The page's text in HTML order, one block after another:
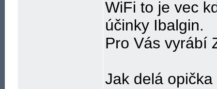
WiFi to je vec
účinky Ibalgin.
Pro Vás vyrábí
Jak delá